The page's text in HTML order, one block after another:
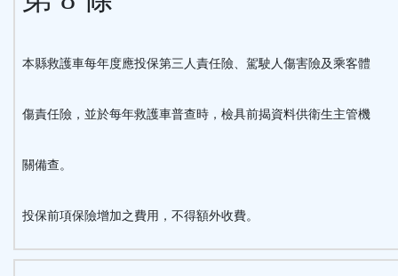
本縣救護車每年度應投保第三人責任險、駕駛人傷害險及乘客體
傷責任險，並於每年救護車普查時，檢具前揭資料供衛生主管機
關備查。
投保前項保險增加之費用，不得額外收費。